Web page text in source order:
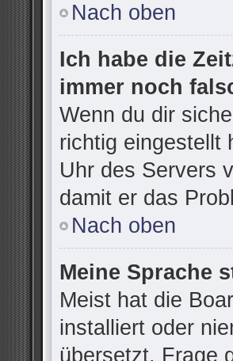
Nach oben
Ich habe die
immer noch
Wenn du dir
richtig eingestellt
Uhr des Servers
damit er das
Nach oben
Meine Sprache
Meist hat die
installiert oder
übersetzt. Frage